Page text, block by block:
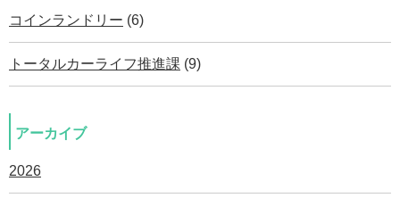
コインランドリー (6)
トータルカーライフ推進課 (9)
アーカイブ
2026